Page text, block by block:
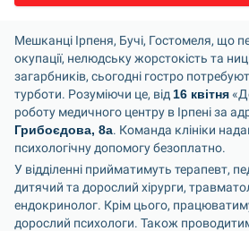
Мешканці Ірпеня, Бучі, Гостомеля, що
окупації, нелюдську жорстокість та
загарбників, сьогодні гостро
турботи. Розуміючи це, від 16 квітня
роботу медичного центру в Ірпені за
Грибоєдова, 8а. Команда клініки
психологічну допомогу безоплатно.
У відділенні прийматимуть терапевт,
дитячий та дорослий хірурги,
ендокринолог. Крім цього,
дорослий психологи. Також